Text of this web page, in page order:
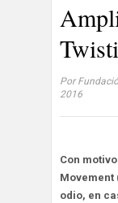
Por
2016
Con
Movement
odio, en